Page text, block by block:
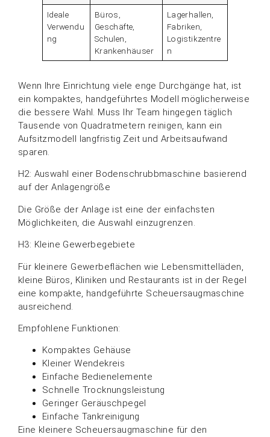
Ideale
Verwendu
ng
Büros,
Geschäfte,
Schulen,
Krankenhäuser
Lagerhallen,
Fabriken,
Logistikzentre
n
Wenn Ihre Einrichtung viele enge Durchgänge hat, ist
ein kompaktes, handgeführtes Modell möglicherweise
die bessere Wahl. Muss Ihr Team hingegen täglich
Tausende von Quadratmetern reinigen, kann ein
Aufsitzmodell langfristig Zeit und Arbeitsaufwand
sparen.
H2: Auswahl einer Bodenschrubbmaschine basierend
auf der Anlagengröße
Die Größe der Anlage ist eine der einfachsten
Möglichkeiten, die Auswahl einzugrenzen.
H3: Kleine Gewerbegebiete
Für kleinere Gewerbeflächen wie Lebensmittelläden,
kleine Büros, Kliniken und Restaurants ist in der Regel
eine kompakte, handgeführte Scheuersaugmaschine
ausreichend.
Empfohlene Funktionen:
Kompaktes Gehäuse
Kleiner Wendekreis
Einfache Bedienelemente
Schnelle Trocknungsleistung
Geringer Geräuschpegel
Einfache Tankreinigung
Eine kleinere Scheuersaugmaschine für den